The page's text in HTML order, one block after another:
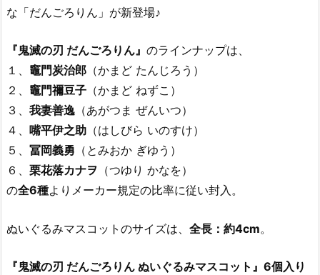
な「だんごろりん」が新登場♪
『鬼滅の刃 だんごろりん』 のラインナップは、
１、 竈門炭治郎 （かまど たんじろう）
２、 竈門禰豆子 （かまど ねずこ）
３、 我妻善逸 （あがつま ぜんいつ）
４、 嘴平伊之助 （はしびら いのすけ）
５、 冨岡義勇 （とみおか ぎゆう）
６、 栗花落カナヲ （つゆり かなを）
の全6種よりメーカー規定の比率に従い封入。
ぬいぐるみマスコットのサイズは、 全長：約4cm。
『鬼滅の刃 だんごろりん ぬいぐるみマスコット』6個入り